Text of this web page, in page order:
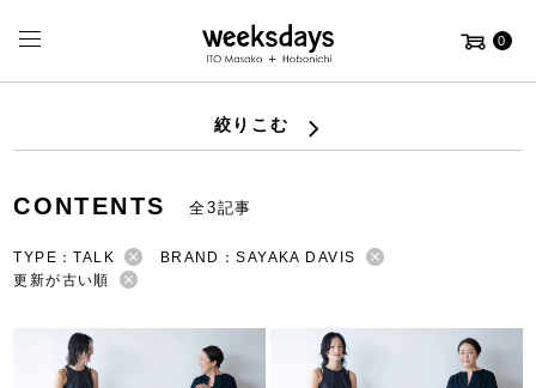
0
絞りこむ
CONTENTS 全3記事
TYPE：TALK
BRAND：SAYAKA DAVIS
更新が古い順